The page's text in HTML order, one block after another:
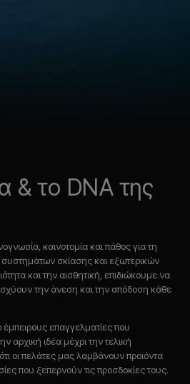
& το DNA της
καινοτομία και πάθος για τη
σκίασης και εξωτερικών
και την αισθητική, επιδιώκουμε να
την άνεση και την απόδοση κάθε
επαγγελματίες που
αρχική ιδέα μέχρι την τελική
οι πελάτες μας λαμβάνουν προϊόντα
που ξεπερνούν τις προσδοκίες τους.